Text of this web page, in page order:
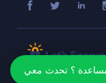
Copyright © 2026
؟ تحدث معي